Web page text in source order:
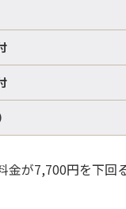
が7,700円を下回